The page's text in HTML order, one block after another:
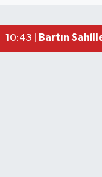
10:43 | Bartın